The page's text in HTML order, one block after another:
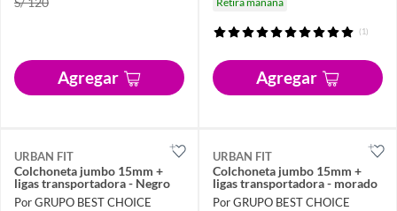
Agregar
(1)
Agregar
URBAN FIT
Colchoneta jumbo 15mm +
ligas transportadora - Negro
Por GRUPO BEST CHOICE
URBAN FIT
Colchoneta jumbo 15mm +
ligas transportadora - morado
Por GRUPO BEST CHOICE